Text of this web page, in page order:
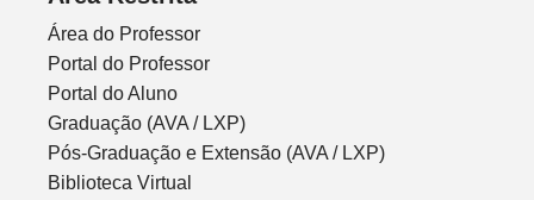
Área do Professor
Portal do Professor
Portal do Aluno
Graduação (AVA / LXP)
Pós-Graduação e Extensão (AVA / LXP)
Biblioteca Virtual